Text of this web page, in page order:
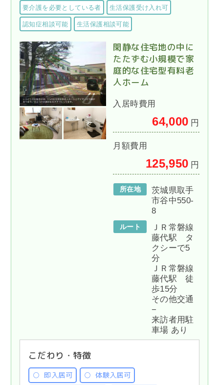
要介護を必要としている者 生活保護受け入れ可
認知症相談可能 生活保護相談可能
閑静な住宅地の中に
たたずむ小規模で家
庭的な住宅型有料老
人ホーム
入居時費用
64,000 円
月額費用
125,950 円
所在地
茨城県取手
市谷中550-
8
ルート
ＪＲ常磐線
藤代駅 タ
クシーで5
分
ＪＲ常磐線
藤代駅 徒
歩15分
その他交通
−
来訪者用駐
車場 あり
こだわり・特徴
即入居可
体験入居可